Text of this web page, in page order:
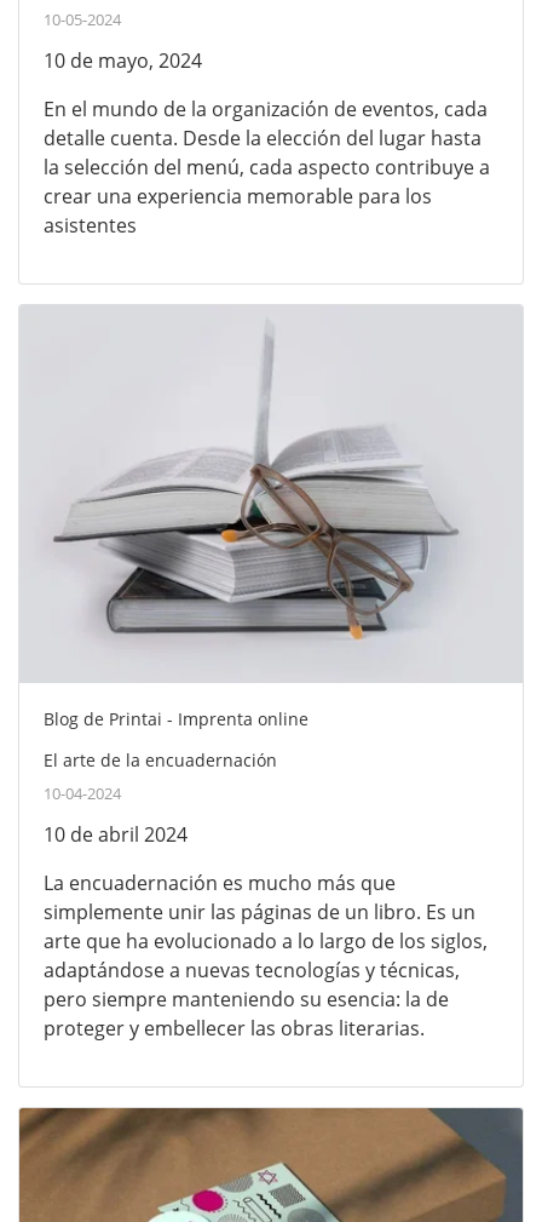
10-05-2024
10 de mayo, 2024
En el mundo de la organización de eventos, cada
detalle cuenta. Desde la elección del lugar hasta
la selección del menú, cada aspecto contribuye a
crear una experiencia memorable para los
asistentes
Blog de Printai - Imprenta online
El arte de la encuadernación
10-04-2024
10 de abril 2024
La encuadernación es mucho más que
simplemente unir las páginas de un libro. Es un
arte que ha evolucionado a lo largo de los siglos,
adaptándose a nuevas tecnologías y técnicas,
pero siempre manteniendo su esencia: la de
proteger y embellecer las obras literarias.